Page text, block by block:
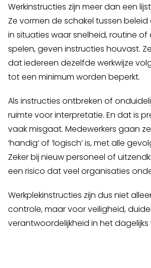
Werkinstructies zijn meer dan een
Ze vormen de schakel tussen beleid
in situaties waar snelheid, routine of
spelen, geven instructies houvast.
dat iedereen dezelfde werkwijze
tot een minimum worden beperkt.
Als instructies ontbreken of
ruimte voor interpretatie. En dat is
vaak misgaat. Medewerkers gaan
‘handig’ of ‘logisch’ is, met alle
Zeker bij nieuw personeel of
een risico dat veel organisaties
Werkplekinstructies zijn dus niet
controle, maar voor veiligheid,
verantwoordelijkheid in het dagelijks